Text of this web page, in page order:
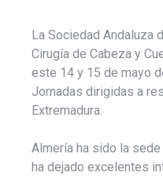
La Sociedad Andaluza
Cirugía de Cabeza y
este 14 y 15 de mayo
Jornadas dirigidas a
Extremadura.
Almería ha sido la
ha dejado excelentes